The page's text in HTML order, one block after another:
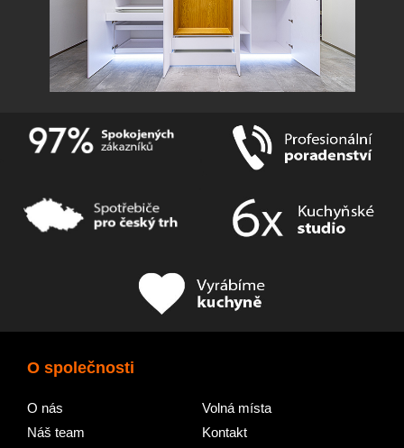
O společnosti
O nás
Náš team
Volná místa
Kontakt